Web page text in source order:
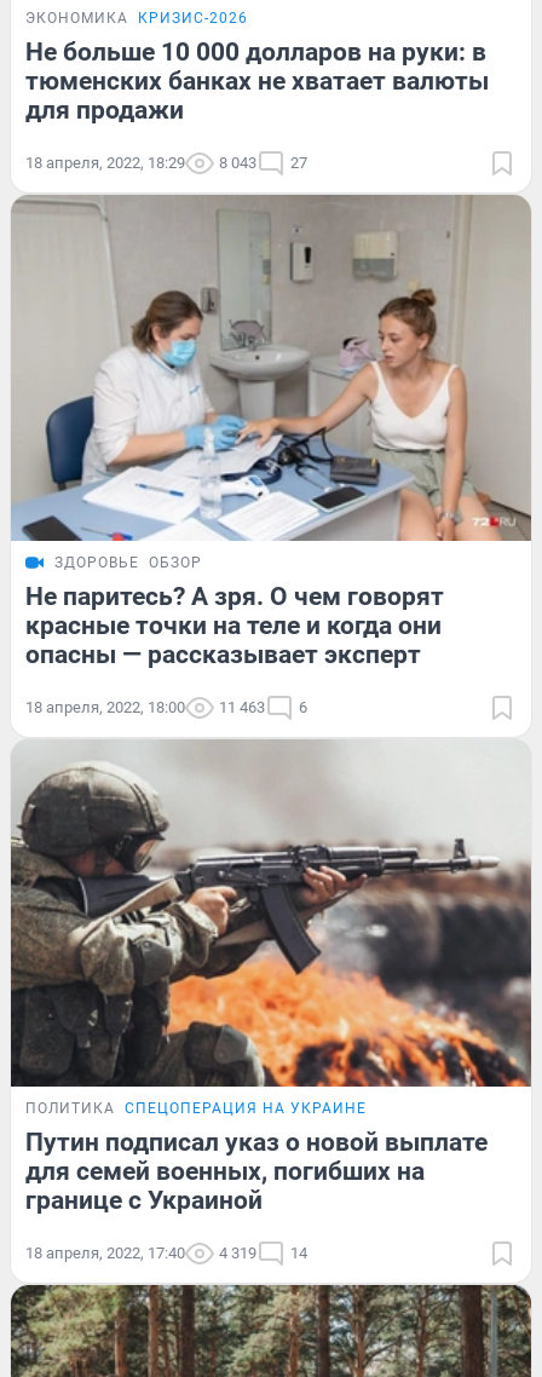
ЭКОНОМИКА КРИЗИС-2026
Не больше 10 000 долларов на руки: в
тюменских банках не хватает валюты
для продажи
18 апреля, 2022, 18:29 8 043 27
ЗДОРОВЬЕ ОБЗОР
Не паритесь? А зря. О чем говорят
красные точки на теле и когда они
опасны — рассказывает эксперт
18 апреля, 2022, 18:00 11 463 6
ПОЛИТИКА СПЕЦОПЕРАЦИЯ НА УКРАИНЕ
Путин подписал указ о новой выплате
для семей военных, погибших на
границе с Украиной
18 апреля, 2022, 17:40 4 319 14